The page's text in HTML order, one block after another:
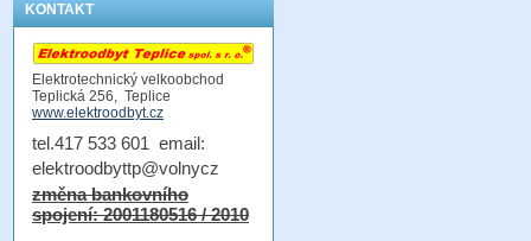
KONTAKT
Elektrotechnický velkoobchod
Teplická 256, Teplice
www.elektroodbyt.cz
tel.417 533 601 email:
elektroodbyttp@volnycz
změna bankovního
spojení: 2001180516 / 2010